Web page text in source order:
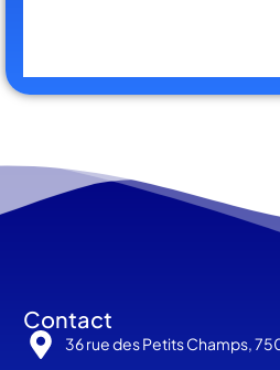
Contact
36 rue des Petits Champs,